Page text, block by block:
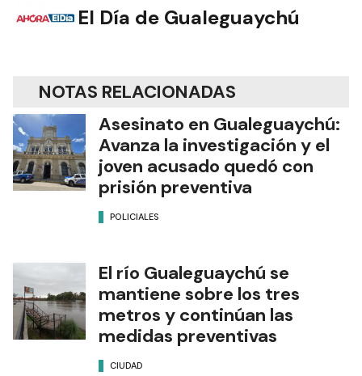
El Día de Gualeguaychú
NOTAS RELACIONADAS
Asesinato en Gualeguaychú:
Avanza la investigación y el
joven acusado quedó con
prisión preventiva
POLICIALES
El río Gualeguaychú se
mantiene sobre los tres
metros y continúan las
medidas preventivas
CIUDAD